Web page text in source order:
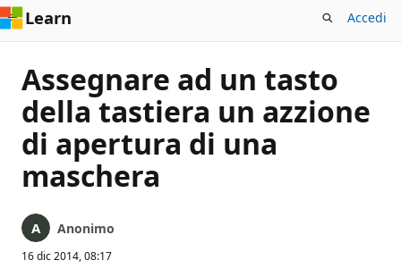
Learn Accedi
Assegnare ad un tasto
della tastiera un azzione
di apertura di una
maschera
Anonimo
16 dic 2014, 08:17